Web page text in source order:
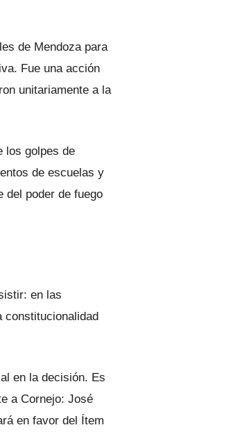
de Mendoza para
Fue una acción
unitariamente a la
los golpes de
de escuelas y
del poder de fuego
en las
constitucionalidad
en la decisión. Es
a Cornejo: José
en favor del Ítem